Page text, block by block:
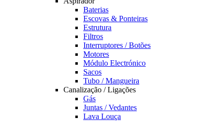
Baterias
Escovas & Ponteiras
Estrutura
Filtros
Interruptores / Botões
Motores
Módulo Electrónico
Sacos
Tubo / Mangueira
Canalização / Ligações
Gás
Juntas / Vedantes
Lava Louça